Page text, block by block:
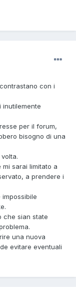
con i
inutilemente
per il forum,
bisogno di una
sarai limitato a
a prendere i
che sian state
una nuova
evitare eventuali